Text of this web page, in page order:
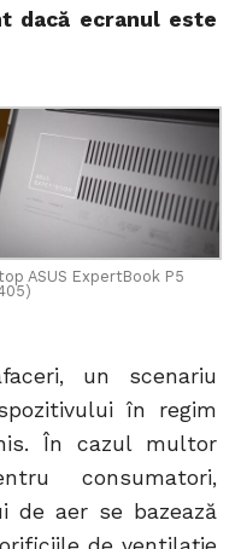
dacă ecranul este
ASUS ExpertBook P5
un scenariu
în regim
În cazul multor
consumatori,
de aer se bazează